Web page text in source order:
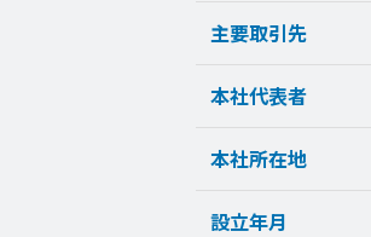
主要取引先
本社代表者
本社所在地
設立年月